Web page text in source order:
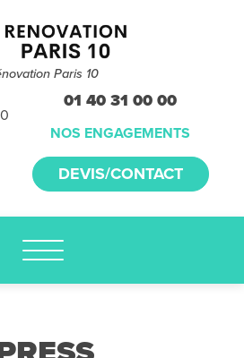
Paris 10
01 40 31 00 00
NOS ENGAGEMENTS
DEVIS/CONTACT
sans
nous :